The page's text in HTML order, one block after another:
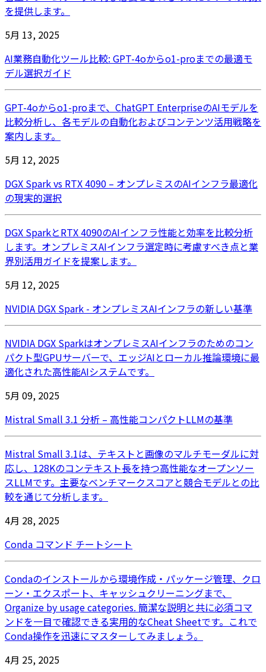
を提供します。
5月 13, 2025
AI業務自動化ツール比較: GPT-4oからo1-proまでの最適モ
デル選択ガイド
GPT-4oからo1-proまで、ChatGPT EnterpriseのAIモデルを
比較分析し、各モデルの自動化およびコンテンツ活用戦略を
案内します。
5月 12, 2025
DGX Spark vs RTX 4090 – オンプレミスのAIインフラ最適化
の現実的選択
DGX SparkとRTX 4090のAIインフラ性能と効率を比較分析
します。オンプレミスAIインフラ選定時に考慮すべき点と業
界別活用ガイドを提案します。
5月 12, 2025
NVIDIA DGX Spark - オンプレミスAIインフラの新しい基準
NVIDIA DGX SparkはオンプレミスAIインフラのためのコン
パクト型GPUサーバーで、エッジAIとローカル推論環境に最
適化された高性能AIシステムです。
5月 09, 2025
Mistral Small 3.1 分析 – 高性能コンパクトLLMの基準
Mistral Small 3.1は、テキストと画像のマルチモーダルに対
応し、128Kのコンテキスト長を持つ高性能なオープンソー
スLLMです。主要なベンチマークスコアと競合モデルとの比
較を通じて分析します。
4月 28, 2025
Conda コマンド チートシート
Condaのインストールから環境作成・パッケージ管理、クロ
ーン・エクスポート、キャッシュクリーニングまで、
Organize by usage categories. 簡潔な説明と共に必須コマ
ンドを一目で確認できる実用的なCheat Sheetです。これで
Conda操作を迅速にマスターしてみましょう。
4月 25, 2025